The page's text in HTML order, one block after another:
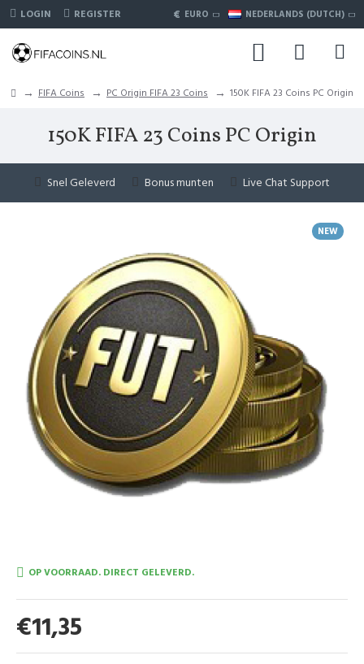
LOGIN REGISTER € EURO NEDERLANDS (DUTCH)
FIFA Coins PC Origin FIFA 23 Coins 150K FIFA 23 Coins PC Origin
150K FIFA 23 Coins PC Origin
Snel Geleverd Bonus munten Live Chat Support
NEW
€11,35
OP VOORRAAD. DIRECT GELEVERD.